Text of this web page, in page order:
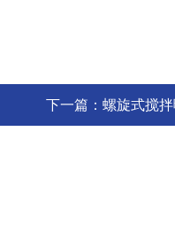
下一篇： 螺旋式搅